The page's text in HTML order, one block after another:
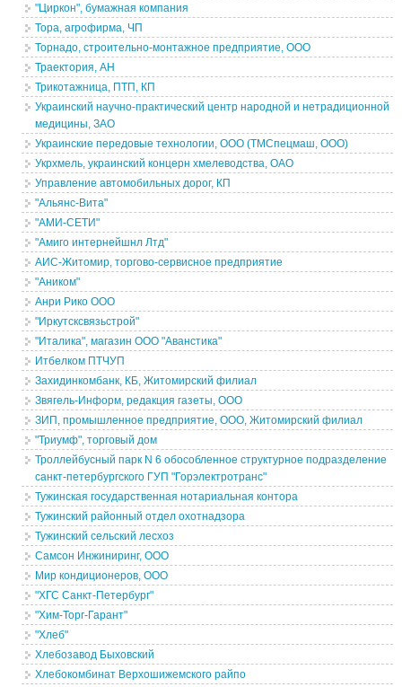
"Циркон", бумажная компания
Тора, агрофирма, ЧП
Торнадо, строительно-монтажное предприятие, ООО
Траектория, АН
Трикотажница, ПТП, КП
Украинский научно-практический центр народной и нетрадиционной
медицины, ЗАО
Украинские передовые технологии, ООО (ТМСпецмаш, ООО)
Укрхмель, украинский концерн хмелеводства, ОАО
Управление автомобильных дорог, КП
"Альянс-Вита"
"АМИ-СЕТИ"
"Амиго интернейшнл Лтд"
АИС-Житомир, торгово-сервисное предприятие
"Аником"
Анри Рико ООО
"Иркутсксвязьстрой"
"Италика", магазин ООО "Аванстика"
Итбелком ПТЧУП
Захидинкомбанк, КБ, Житомирский филиал
Звягель-Информ, редакция газеты, ООО
ЗИП, промышленное предприятие, ООО, Житомирский филиал
"Триумф", торговый дом
Троллейбусный парк N 6 обособленное структурное подразделение
санкт-петербургского ГУП "Горэлектротранс"
Тужинская государственная нотариальная контора
Тужинский районный отдел охотнадзора
Тужинский сельский лесхоз
Самсон Инжиниринг, ООО
Мир кондиционеров, ООО
"ХГС Санкт-Петербург"
"Хим-Торг-Гарант"
"Хлеб"
Хлебозавод Быховский
Хлебокомбинат Верхошижемского райпо